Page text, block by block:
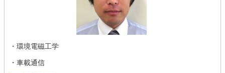
・環境電磁工学
・車載通信